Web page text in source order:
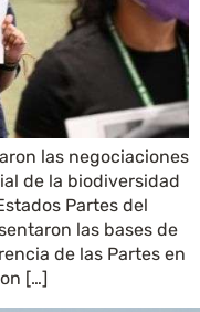
las negociaciones
de la biodiversidad
Partes del
las bases de
de las Partes en
[…]